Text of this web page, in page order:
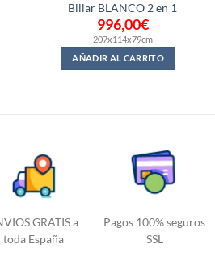
Billar BLANCO 2 en 1
996,00€
207x114x79cm
AÑADIR AL CARRITO
GRATIS a
toda España
Pagos 100% seguros
SSL